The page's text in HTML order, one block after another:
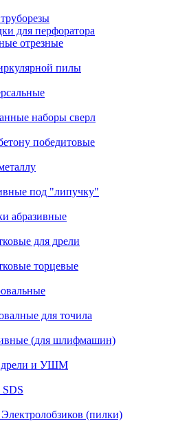
для перфоратора
отрезные
пилы
наборы сверл
победитовые
под "липучку"
абразивные
для дрели
торцевые
для точила
(для шлифмашин)
дрели и УШМ
(пилки)